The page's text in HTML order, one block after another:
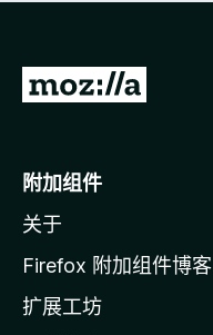
无
转
o
i
l
a
附加组件
关于
Firefox 附加组件博客
扩展工坊